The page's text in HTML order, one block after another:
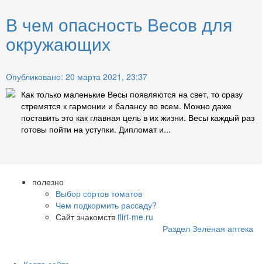
В чем опасность Весов для
окружающих
Опубликовано: 20 марта 2021, 23:37
Как только маленькие Весы появляются на свет, то сразу
стремятся к гармонии и балансу во всем. Можно даже
поставить это как главная цель в их жизни. Весы каждый раз
готовы пойти на уступки. Дипломат и...
полезно
Выбор сортов томатов
Чем подкормить рассаду?
Сайт знакомств flirt-me.ru
Раздел Зелёная аптека